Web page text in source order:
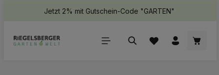
springenJetzt 2% mit Gutschein-Code "GARTEN"